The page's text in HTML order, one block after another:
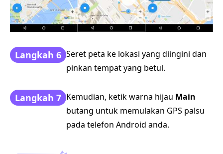
Langkah 6 Seret peta ke lokasi yang diingini dan
pinkan tempat yang betul.
Langkah 7 Kemudian, ketik warna hijau Main
butang untuk memulakan GPS palsu
pada telefon Android anda.